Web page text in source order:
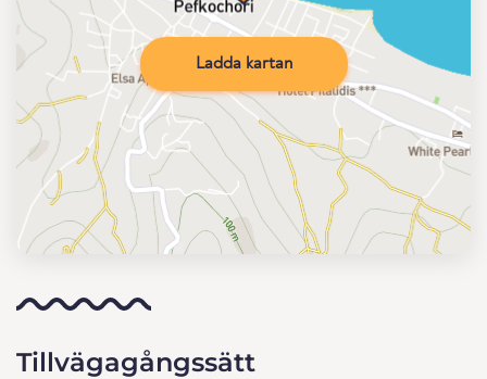
Ladda kartan
Tillvägagångssätt